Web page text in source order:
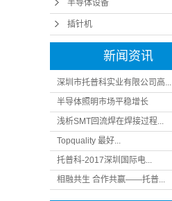
半导体设备
插针机
新闻资讯
深圳市托普科实业有限公司高...
半导体照明市场平稳增长
浅析SMT回流焊在焊接过程...
Topquality 最好...
托普科-2017深圳国际电...
相融共生 合作共赢——托普...